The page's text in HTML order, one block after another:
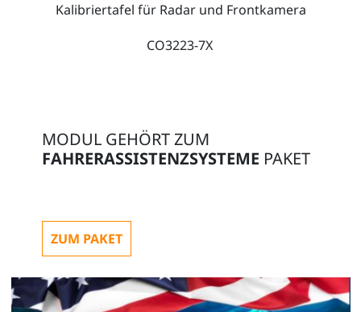
Kalibriertafel für Radar und Frontkamera
CO3223-7X
MODUL GEHÖRT ZUM
FAHRERASSISTENZSYSTEME PAKET
ZUM PAKET